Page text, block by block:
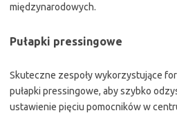
międzynarodowych.
Pułapki pressingowe
Skuteczne zespoły wykorzystujące
pułapki pressingowe, aby szybko
ustawienie pięciu pomocników w